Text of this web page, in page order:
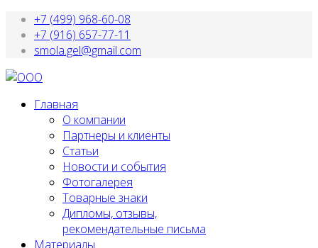
+7 (499) 968-60-08
+7 (916) 657-77-11
smola.gel@gmail.com
Главная
О компании
Партнеры и клиенты
Статьи
Новости и события
Фотогалерея
Товарные знаки
Дипломы, отзывы,
рекомендательные письма
Материалы